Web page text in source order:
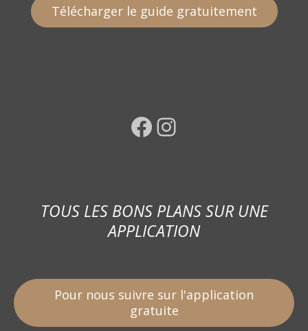
Télécharger le guide gratuitement
Facebook Instagram
TOUS LES BONS PLANS SUR UNE
APPLICATION
Pour nous suivre sur l'application
gratuite